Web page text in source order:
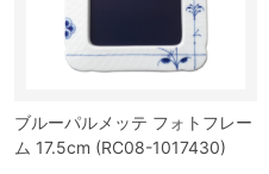
ブルーパルメッテ フォトフレー
ム 17.5cm (RC08-1017430)